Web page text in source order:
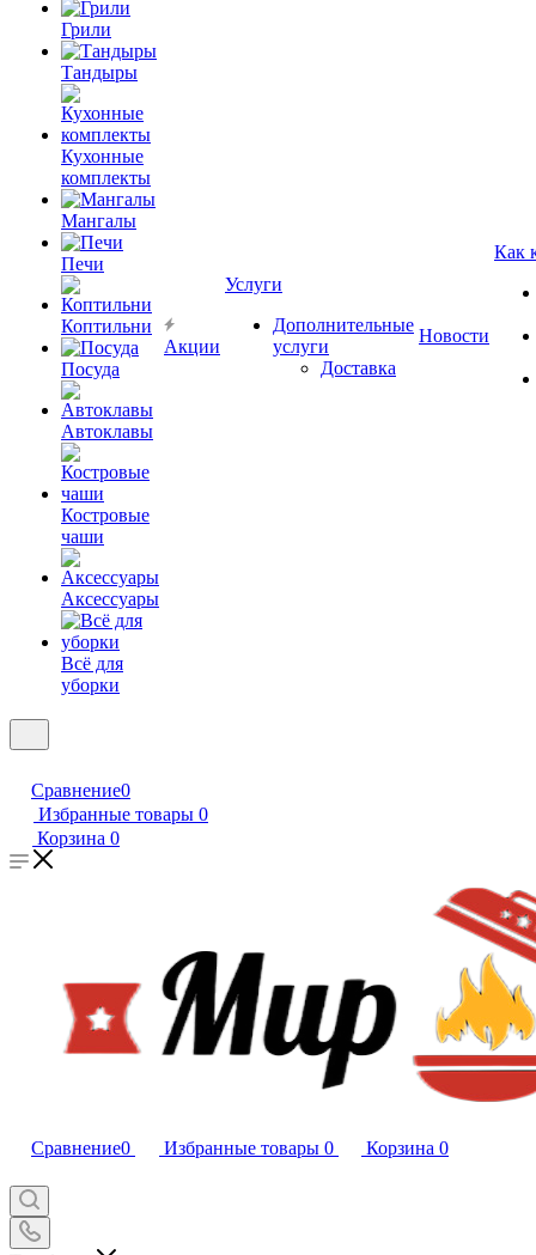
Грили
Тандыры
Кухонные
комплекты
Мангалы
Печи
Коптильни
Посуда
Автоклавы
Костровые
чаши
Аксессуары
Всё для
уборки
Акции
Услуги
Дополнительные
услуги
Доставка
Новости
Как
Сравнение0
Избранные товары 0
Корзина 0
Сравнение0 Избранные товары 0 Корзина 0